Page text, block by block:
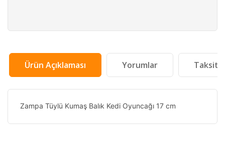
Ürün Açıklaması Yorumlar Taksit
Zampa Tüylü Kumaş Balık Kedi Oyuncağı 17 cm